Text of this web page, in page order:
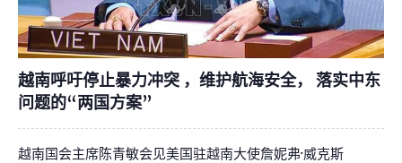
越南呼吁停止暴力冲突 ，维护航海安全， 落实中东
问题的“两国方案”
越南国会主席陈青敏会见美国驻越南大使詹妮弗·威克斯